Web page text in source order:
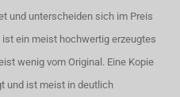
und unterscheiden sich im Preis
ein meist hochwertig erzeugtes
wenig vom Original. Eine Kopie
und ist meist in deutlich